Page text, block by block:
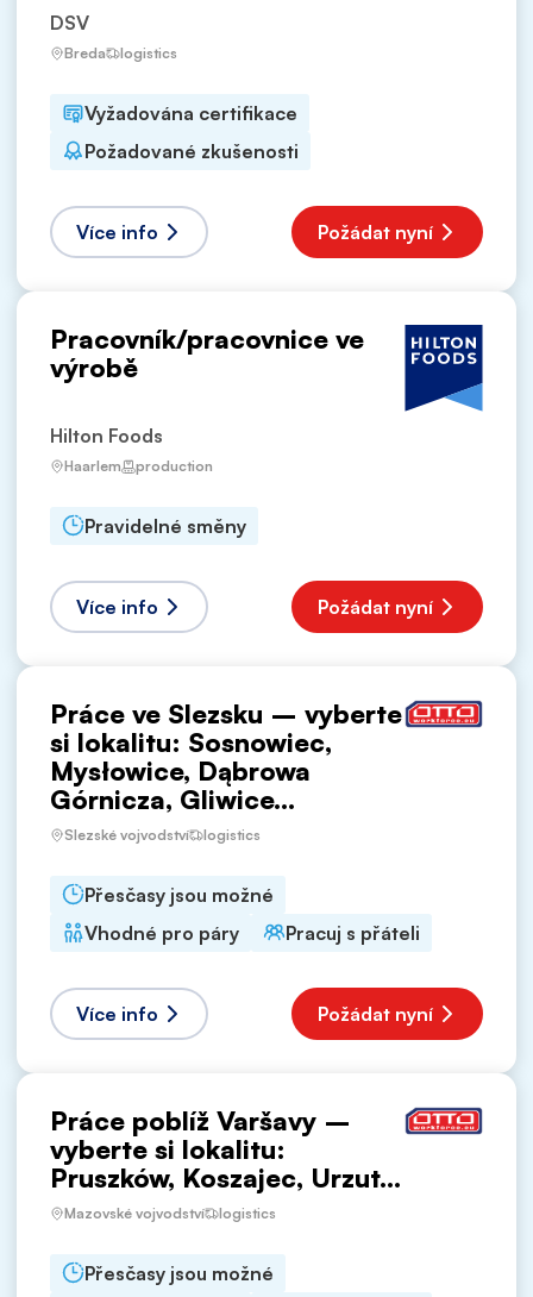
DSV
Breda logistics
Vyžadována certifikace
Požadované zkušenosti
Více info Požádat nyní
Pracovník/pracovnice ve
výrobě
Hilton Foods
Haarlem production
Pravidelné směny
Více info Požádat nyní
Práce ve Slezsku – vyberte
si lokalitu: Sosnowiec,
Mysłowice, Dąbrowa
Górnicza, Gliwice...
Slezské vojvodství logistics
Přesčasy jsou možné
Vhodné pro páry
Pracuj s přáteli
Více info Požádat nyní
Práce poblíž Varšavy –
vyberte si lokalitu:
Pruszków, Koszajec, Urzut...
Mazovské vojvodství logistics
Přesčasy jsou možné